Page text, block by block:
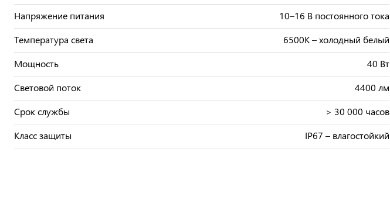
Напряжение питания
10–16 В постоянного тока
Температура света
6500К – холодный белый
Мощность
40 Вт
Световой поток
4400 лм
Срок службы
> 30 000 часов
Класс защиты
IP67 – влагостойкий